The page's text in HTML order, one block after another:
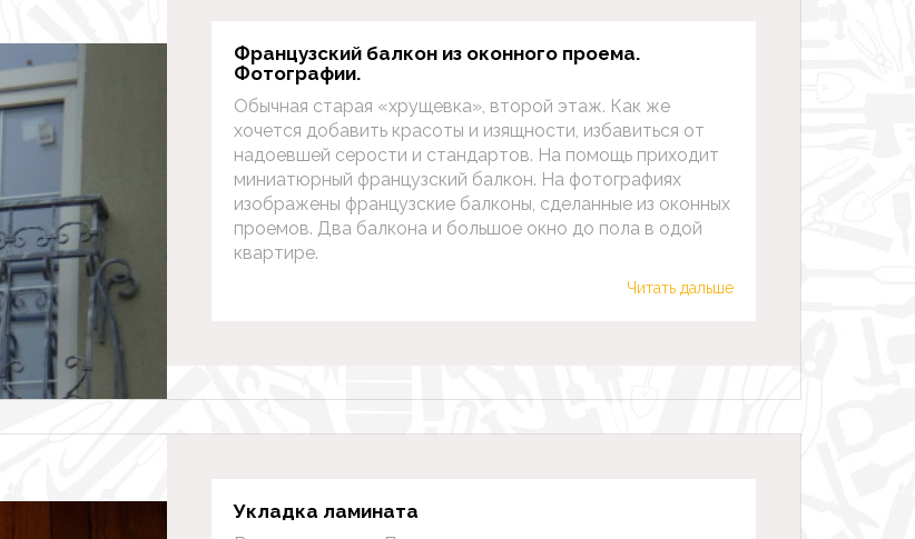
Французский балкон из оконного проема.
Фотографии.
Обычная старая «хрущевка», второй этаж. Как же
хочется добавить красоты и изящности, избавиться от
надоевшей серости и стандартов. На помощь приходит
миниатюрный французский балкон. На фотографиях
изображены французские балконы, сделанные из оконных
проемов. Два балкона и большое окно до пола в одой
квартире.
Читать дальше
Укладка ламината